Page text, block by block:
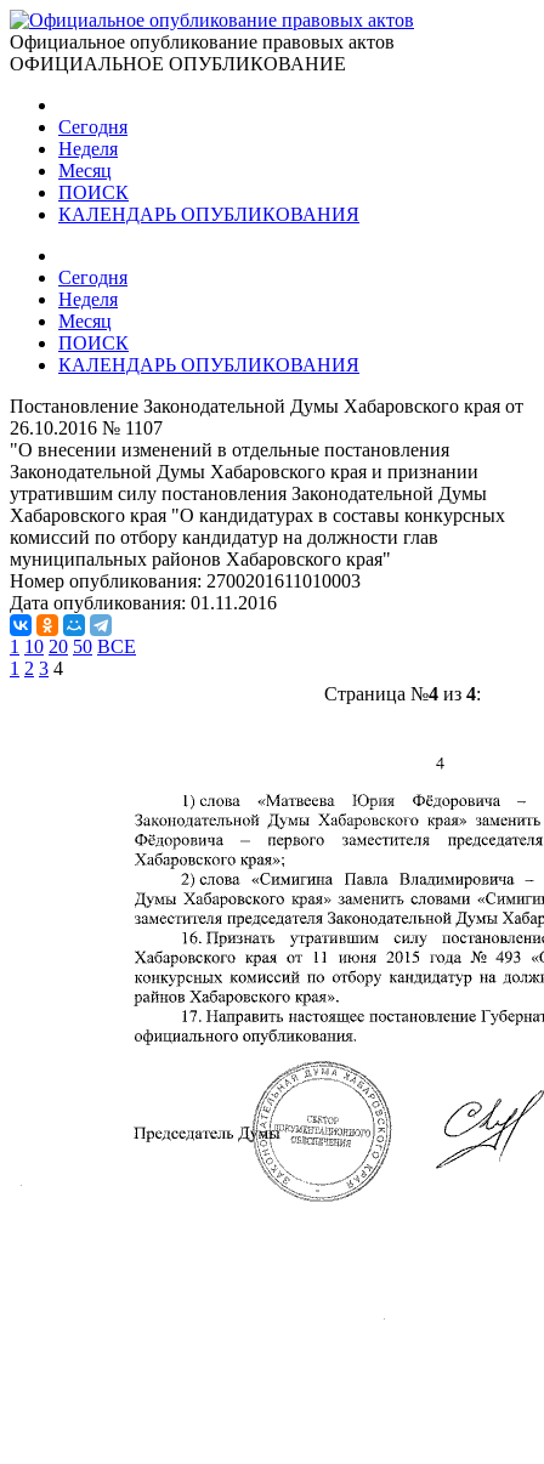
Официальное опубликование правовых актов
ОФИЦИАЛЬНОЕ ОПУБЛИКОВАНИЕ
Сегодня
Неделя
Месяц
ПОИСК
КАЛЕНДАРЬ ОПУБЛИКОВАНИЯ
Сегодня
Неделя
Месяц
ПОИСК
КАЛЕНДАРЬ ОПУБЛИКОВАНИЯ
Постановление Законодательной Думы Хабаровского края от
26.10.2016 № 1107
"О внесении изменений в отдельные постановления
Законодательной Думы Хабаровского края и признании
утратившим силу постановления Законодательной Думы
Хабаровского края "О кандидатурах в составы конкурсных
комиссий по отбору кандидатур на должности глав
муниципальных районов Хабаровского края"
Номер опубликования: 2700201611010003
Дата опубликования: 01.11.2016
1 10 20 50 ВСЕ
1 2 3 4
Страница №4из 4: